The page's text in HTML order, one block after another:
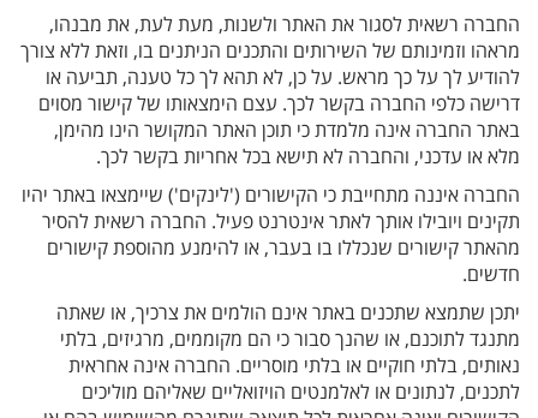
החברה רשאית לסגור את האתר ולשנות, מעת לעת, את מבנהו,
מראהו וזמינותם של השירותים והתכנים הניתנים בו, וזאת ללא צורך
להודיע לך על כך מראש. על כן, לא תהא לך כל טענה, תביעה או
דרישה כלפי החברה בקשר לכך. עצם הימצאותו של קישור מסוים
באתר החברה אינה מלמדת כי תוכן האתר המקושר הינו מהימן,
מלא או עדכני, והחברה לא תישא בכל אחריות בקשר לכך.
החברה איננה מתחייבת כי הקישורים ('לינקים') שיימצאו באתר יהיו
תקינים ויובילו אותך לאתר אינטרנט פעיל. החברה רשאית להסיר
מהאתר קישורים שנכללו בו בעבר, או להימנע מהוספת קישורים
חדשים.
יתכן שתמצא שתכנים באתר אינם הולמים את צרכיך, או שאתה
מתנגד לתוכנם, או שהנך סבור כי הם מקוממים, מרגיזים, בלתי
נאותים, בלתי חוקיים או בלתי מוסריים. החברה אינה אחראית
לתכנים, לנתונים או לאלמנטים הויזואליים שאליהם מוליכים